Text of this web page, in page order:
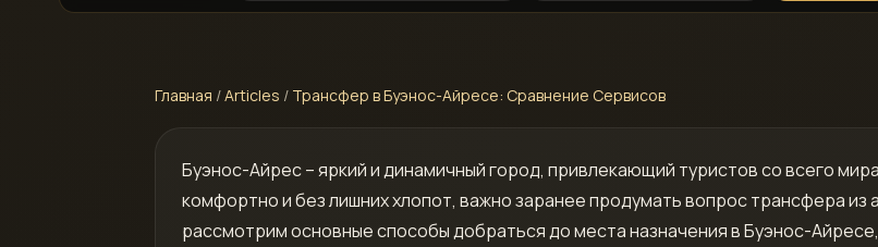
Главная /Articles / Трансфер в Буэнос-Айресе: Сравнение Сервисов
Буэнос-Айрес – яркий и динамичный город, привлекающий туристов со всего
комфортно и без лишних хлопот, важно заранее продумать вопрос трансфера из
рассмотрим основные способы добраться до места назначения в Буэнос-